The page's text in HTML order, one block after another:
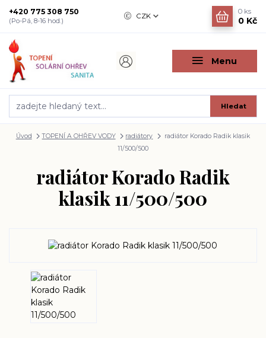
Menu
CZK
Hledat
+420 775 308 750
(Po-Pá, 8-16 hod.)
0 ks
0 Kč
Úvod TOPENÍ A OHŘEV VODY radiátory
radiátor Korado Radik klasik
11/500/500
radiátor Korado Radik
klasik 11/500/500